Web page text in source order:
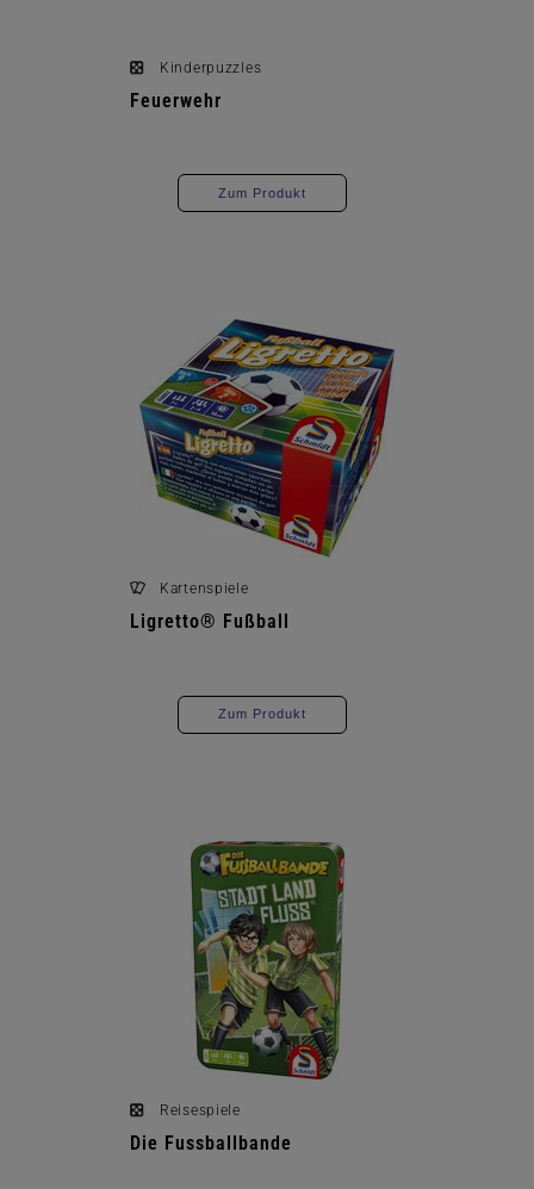
Kinderpuzzles
Feuerwehr
Zum Produkt
Kartenspiele
Ligretto® Fußball
Zum Produkt
Reisespiele
Die Fussballbande